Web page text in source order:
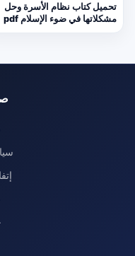
تحميل كتاب نظام الأسرة وحل
مشكلاتها في ضوء الإسلام pdf